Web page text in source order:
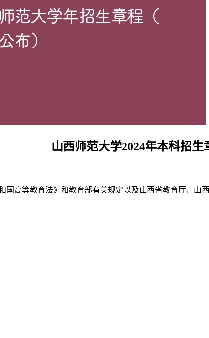
山西师范大学2024年本科招生
高等教育法》和教育部有关规定以及山西省教育厅、山